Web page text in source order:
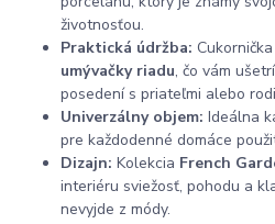
životnosťou.
Praktická údržba:
umývačky riadu, čo vám
posedení s priateľmi alebo
Univerzálny objem: Ideálna
pre každodenné domáce
Dizajn: Kolekcia French
interiéru sviežosť, pohodu a
nevyjde z módy.